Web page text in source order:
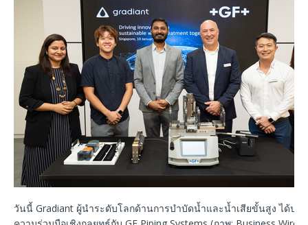
วันนี้ Gradiant ผู้นำระดับโลกด้านการบำบัดน้ำและน้ำเสียขั้นสูง ได้ปร